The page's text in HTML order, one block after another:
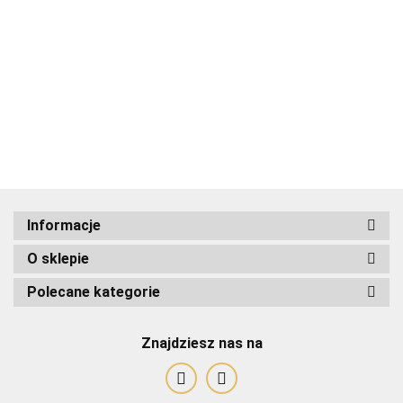
Alessandro Paoli
Informacje
O sklepie
Polecane kategorie
Znajdziesz nas na